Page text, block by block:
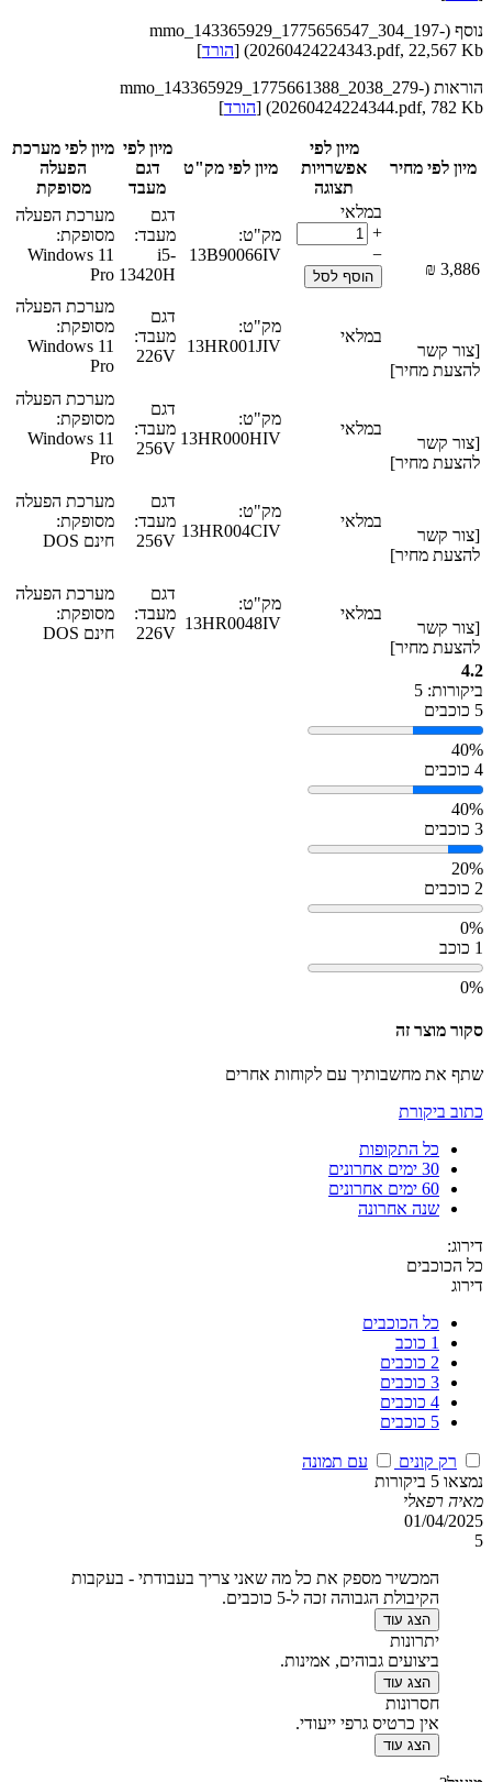
נוסף (mmo_143365929_1775656547_304_197-
20260424224343.pdf, 22,567 Kb) [
הורד]
הוראות (mmo_143365929_1775661388_2038_279-
20260424224344.pdf, 782 Kb) [
הורד]
מיון לפי מחיר
מיון לפי
אפשרויות
תצוגה
מיון לפי מק"ט
מיון לפי
דגם
מעבד
מיון לפי מערכת
הפעלה
מסופקת
₪ 3,886
במלאי
+
−
הוסף לסל
מק"ט:
13B90066IV
דגם
מעבד:
i5-
13420H
מערכת הפעלה
מסופקת:
Windows 11
Pro
[צור קשר
להצעת מחיר]
במלאי
מק"ט:
13HR001JIV
דגם
מעבד:
226V
מערכת הפעלה
מסופקת:
Windows 11
Pro
[צור קשר
להצעת מחיר]
במלאי
מק"ט:
13HR000HIV
דגם
מעבד:
256V
מערכת הפעלה
מסופקת:
Windows 11
Pro
[צור קשר
להצעת מחיר]
במלאי
מק"ט:
13HR004CIV
דגם
מעבד:
256V
מערכת הפעלה
מסופקת:
חינם DOS
[צור קשר
להצעת מחיר]
במלאי
מק"ט:
13HR0048IV
דגם
מעבד:
226V
מערכת הפעלה
מסופקת:
חינם DOS
4.2
ביקורות: 5
5 כוכבים
40%
4 כוכבים
40%
3 כוכבים
20%
2 כוכבים
0%
1 כוכב
0%
סקור מוצר זה
שתף את מחשבותיך עם לקוחות אחרים
כתוב ביקורת
כל התקופות
30 ימים אחרונים
60 ימים אחרונים
שנה אחרונה
דירוג:
כל הכוכבים
דירוג
כל הכוכבים
1 כוכב
2 כוכבים
3 כוכבים
4 כוכבים
5 כוכבים
רק קונים
עם תמונה
נמצאו 5 ביקורות
מאיה רפאלי
01/04/2025
5
המכשיר מספק את כל מה שאני צריך בעבודתי - בעקבות
הקיבולת הגבוהה זכה ל-5 כוכבים.
הצג עוד
יתרונות
ביצועים גבוהים, אמינות.
הצג עוד
חסרונות
אין כרטיס גרפי ייעודי.
הצג עוד